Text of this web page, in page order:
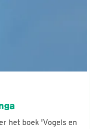
het boek 'Vogels en